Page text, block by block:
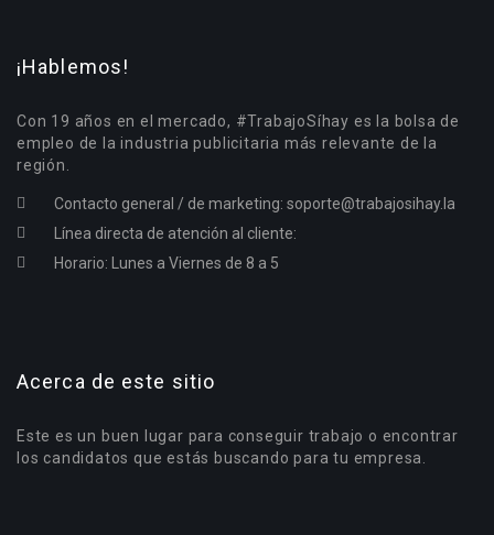
¡Hablemos!
Con 19 años en el mercado, #TrabajoSíhay es la bolsa de
empleo de la industria publicitaria más relevante de la
región.
Contacto general / de marketing: soporte@trabajosihay.la
Línea directa de atención al cliente:
Horario: Lunes a Viernes de 8 a 5
Acerca de este sitio
Este es un buen lugar para conseguir trabajo o encontrar
los candidatos que estás buscando para tu empresa.